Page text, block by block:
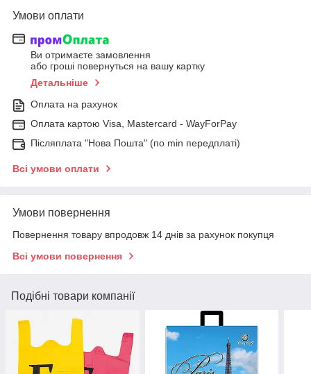
Умови оплати
Ви отримаєте замовлення
або гроші повернуться на вашу картку
Детальніше
Оплата на рахунок
Оплата картою Visa, Mastercard - WayForPay
Післяплата "Нова Пошта" (по min передплаті)
Всі умови оплати
Умови повернення
Повернення товару впродовж 14 днів за рахунок покупця
Всі умови повернення
Подібні товари компанії